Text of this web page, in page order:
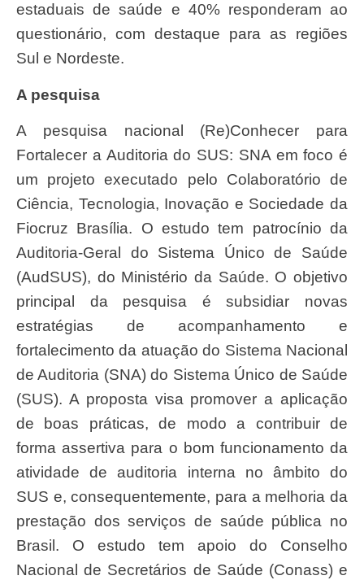
estaduais de saúde e 40% responderam ao
questionário, com destaque para as regiões
Sul e Nordeste.
A pesquisa
A pesquisa nacional (Re)Conhecer para
Fortalecer a Auditoria do SUS: SNA em foco é
um projeto executado pelo Colaboratório de
Ciência, Tecnologia, Inovação e Sociedade da
Fiocruz Brasília. O estudo tem patrocínio da
Auditoria-Geral do Sistema Único de Saúde
(AudSUS), do Ministério da Saúde. O objetivo
principal da pesquisa é subsidiar novas
estratégias de acompanhamento e
fortalecimento da atuação do Sistema Nacional
de Auditoria (SNA) do Sistema Único de Saúde
(SUS). A proposta visa promover a aplicação
de boas práticas, de modo a contribuir de
forma assertiva para o bom funcionamento da
atividade de auditoria interna no âmbito do
SUS e, consequentemente, para a melhoria da
prestação dos serviços de saúde pública no
Brasil. O estudo tem apoio do Conselho
Nacional de Secretários de Saúde (Conass) e